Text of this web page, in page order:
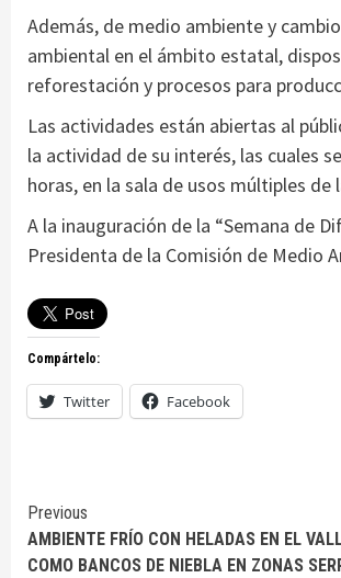
Además, de medio ambiente y
ambiental en el ámbito estatal,
reforestación y procesos para
Las actividades están abiertas al
la actividad de su interés, las cuales
horas, en la sala de usos múltiples
A la inauguración de la “Semana de
Presidenta de la Comisión de Medio
Compártelo:
Twitter Facebook
Continue
Reading
Previous
AMBIENTE FRÍO CON HELADAS EN EL
COMO BANCOS DE NIEBLA EN ZONAS